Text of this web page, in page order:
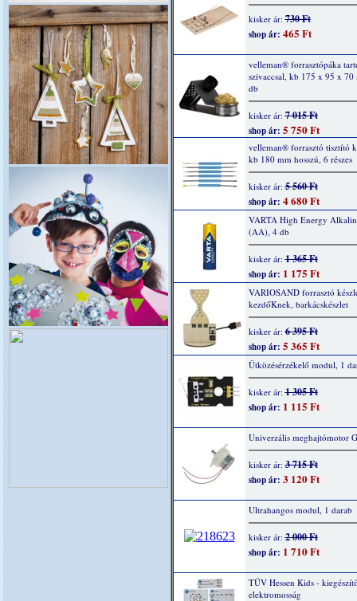
kisker ár:730 Ft
shop ár: 465 Ft
velleman® forrasztópáka
szivaccsal, kb 175 x 95 x 70
db
kisker ár:7 015 Ft
shop ár: 5 750 Ft
velleman® forrasztó tisztító
kb 180 mm hosszú, 6 részes
kisker ár:5 560 Ft
shop ár: 4 680 Ft
VARTA High Energy
(AA), 4 db
kisker ár:1 365 Ft
shop ár: 1 175 Ft
VARIOSAND forrasztó
kezdőKnek, barkácskészlet
kisker ár:6 395 Ft
shop ár: 5 365 Ft
Ütközésérzékelő modul, 1
kisker ár:1 305 Ft
shop ár: 1 115 Ft
Univerzális meghajtómotor
kisker ár:3 715 Ft
shop ár: 3 120 Ft
Ultrahangos modul, 1 darab
kisker ár:2 000 Ft
shop ár: 1 710 Ft
TÜV Hessen Kids -
elektromosság